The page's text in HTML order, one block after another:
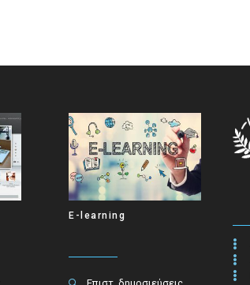
E-learning